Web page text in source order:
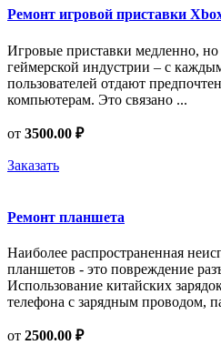
Ремонт игровой приставки
Игровые приставки медленно,
геймерской индустрии – с
пользователей отдают
компьютерам. Это связано ...
от 3500.00 ₽
Заказать
Ремонт планшета
Наиболее распространенная
планшетов - это повреждение
Использование китайских
телефона с зарядным проводом,
от 2500.00 ₽